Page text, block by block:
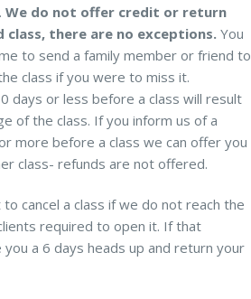
We do not offer credit or return
class, there are no exceptions.You
to send a family member or friend to
class if you were to miss it.
days or less before a class will result
of the class. If you inform us of a
more before a class we can offer you
class- refunds are not offered.
cancel a class if we do not reach the
required to open it. If that
a 6 days heads up and return your